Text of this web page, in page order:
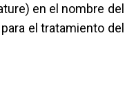
en el nombre del
el tratamiento del